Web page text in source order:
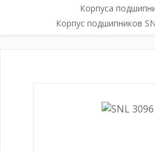
Корпуса
Корпус подшипников